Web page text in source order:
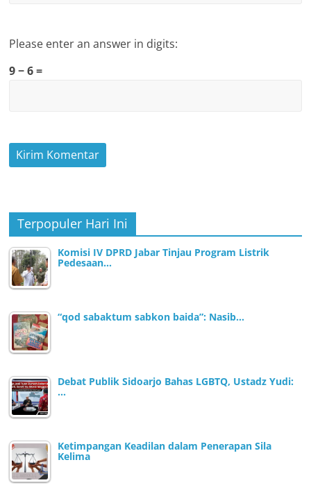
Please enter an answer in digits:
9 − 6 =
Terpopuler Hari Ini
Komisi IV DPRD Jabar Tinjau Program Listrik
Pedesaan…
“qod sabaktum sabkon baida”: Nasib…
Debat Publik Sidoarjo Bahas LGBTQ, Ustadz Yudi:
…
Ketimpangan Keadilan dalam Penerapan Sila
Kelima